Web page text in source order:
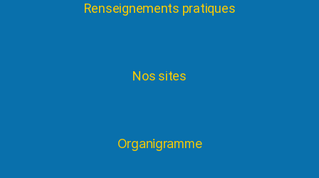
Renseignements pratiques
Nos sites
Organigramme